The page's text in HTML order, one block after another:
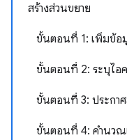
สร้างส่วนขยาย
ขั้นตอนที่ 1: เพิ่มข้อ
ขั้นตอนที่ 2: ระบุไอ
ขั้นตอนที่ 3: ประกา
ขั้นตอนที่ 4: คํานวณ